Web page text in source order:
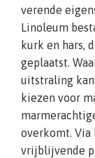
verende
Linoleum
kurk en hars,
geplaatst.
uitstraling
kiezen voor
overkomt. Via
vrijblijvende